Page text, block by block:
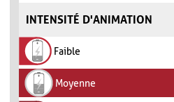
INTENSITÉ D'ANIMATION
Faible
Moyenne